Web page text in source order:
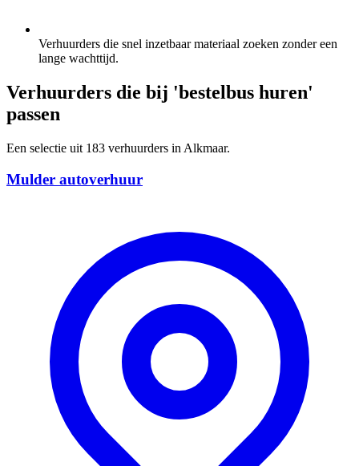
Verhuurders die snel inzetbaar materiaal zoeken zonder een
lange wachttijd.
Verhuurders die bij 'bestelbus huren'
passen
Een selectie uit 183 verhuurders in Alkmaar.
Mulder autoverhuur